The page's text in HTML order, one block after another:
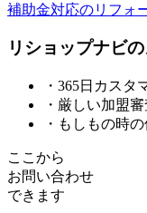
補助金対応のリフォ
リショップナビの
・365日カスタ
・厳しい加盟
・もしもの時
ここから
お問い合わせ
できます